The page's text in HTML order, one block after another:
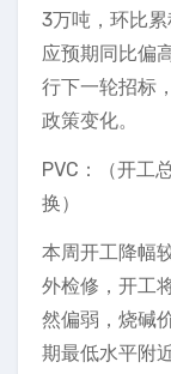
3万吨，环比
应预期同比偏
行下一轮招标
政策变化。
PVC：（开工
换）
本周开工降幅
外检修，开工
然偏弱，烧碱
期最低水平附